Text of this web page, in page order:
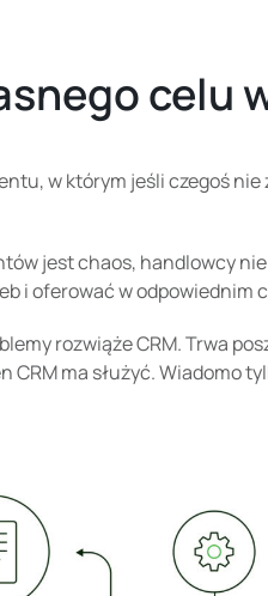
celu
w którym jeśli czegoś
jest chaos, handlowcy
i oferować w odpowiednim
rozwiąże CRM. Trwa
ma służyć. Wiadomo